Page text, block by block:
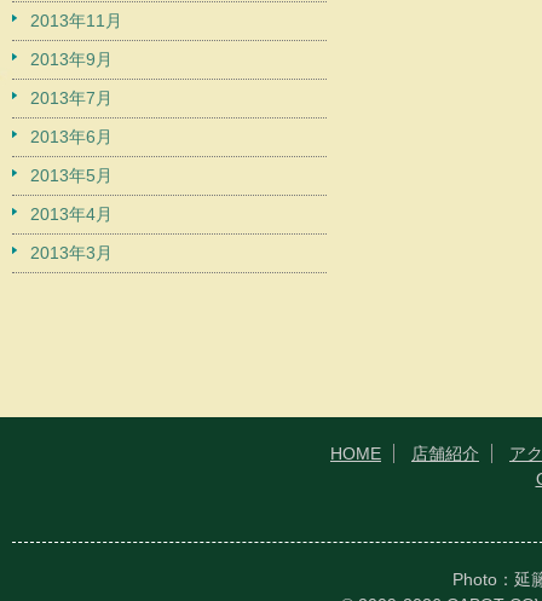
2013年11月
2013年9月
2013年7月
2013年6月
2013年5月
2013年4月
2013年3月
HOME 店舗紹介
ア
Photo：延